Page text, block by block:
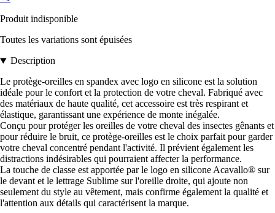
Produit indisponible
Toutes les variations sont épuisées
Description
Le protège-oreilles en spandex avec logo en silicone est la solution
idéale pour le confort et la protection de votre cheval. Fabriqué avec
des matériaux de haute qualité, cet accessoire est très respirant et
élastique, garantissant une expérience de monte inégalée.
Conçu pour protéger les oreilles de votre cheval des insectes gênants et
pour réduire le bruit, ce protège-oreilles est le choix parfait pour garder
votre cheval concentré pendant l'activité. Il prévient également les
distractions indésirables qui pourraient affecter la performance.
La touche de classe est apportée par le logo en silicone Acavallo® sur
le devant et le lettrage Sublime sur l'oreille droite, qui ajoute non
seulement du style au vêtement, mais confirme également la qualité et
l'attention aux détails qui caractérisent la marque.